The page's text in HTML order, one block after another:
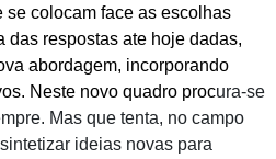
colocam face as escolhas
das respostas ate hoje dadas,
abordagem, incorporando
Neste novo quadro procura-se
Mas que tenta, no campo
ideias novas para